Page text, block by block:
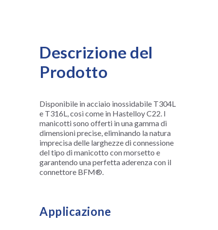
Descrizione del
Prodotto
Disponibile in acciaio inossidabile T304L
e T316L, così come in Hastelloy C22. I
manicotti sono offerti in una gamma di
dimensioni precise, eliminando la natura
imprecisa delle larghezze di connessione
del tipo di manicotto con morsetto e
garantendo una perfetta aderenza con il
connettore BFM®.
Applicazione